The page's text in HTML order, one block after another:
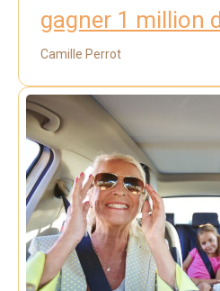
gagner 1 million
Camille Perrot